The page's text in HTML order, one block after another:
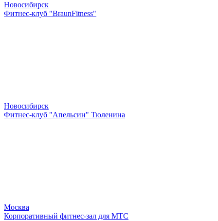
Новосибирск
Фитнес-клуб "BraunFitness"
Новосибирск
Фитнес-клуб "Апельсин" Тюленина
Москва
Корпоративный фитнес-зал для МТС